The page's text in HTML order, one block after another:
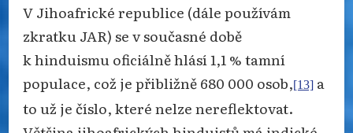
V Jihoafrické republice (dále používám
zkratku JAR) se v současné době
k hinduismu oficiálně hlásí 1,1 % tamní
populace, což je přibližně 680 000 osob,[13] a
to už je číslo, které nelze nereflektovat.